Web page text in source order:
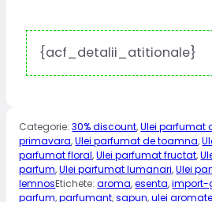
{acf_detalii_atitionale}
Categorie:30% discount,Ulei parfumat
primavara,Ulei parfumat de toamna,
parfumat floral,Ulei parfumat fructat,
parfum,Ulei parfumat lumanari,Ulei
lemnosEtichete:aroma,esenta,import-
parfum,parfumant,sapun,ulei